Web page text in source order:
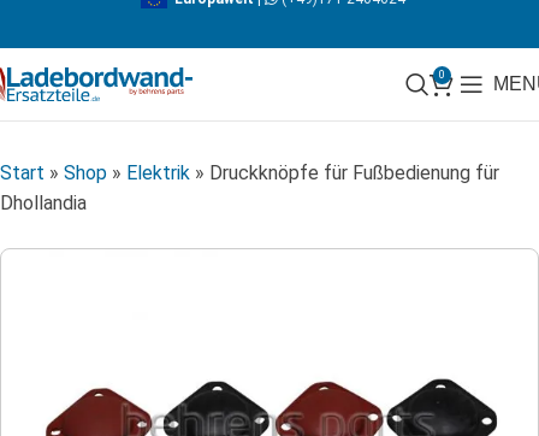
0
Start » Shop » Elektrik » Druckknöpfe für Fußbedienung für
Dhollandia